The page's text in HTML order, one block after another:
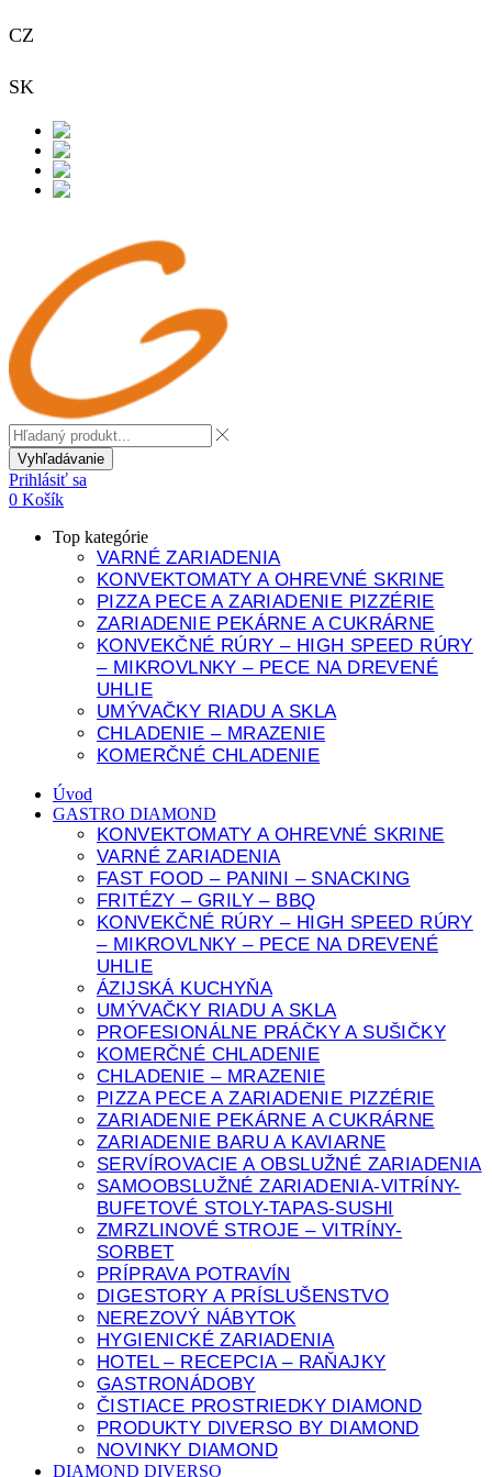
CZ
SK
Vyhľadávanie
Prihlásiť sa
0 Košík
Top kategórie
VARNÉ ZARIADENIA
KONVEKTOMATY A OHREVNÉ SKRINE
PIZZA PECE A ZARIADENIE PIZZÉRIE
ZARIADENIE PEKÁRNE A CUKRÁRNE
KONVEKČNÉ RÚRY – HIGH SPEED RÚRY
– MIKROVLNKY – PECE NA DREVENÉ
UHLIE
UMÝVAČKY RIADU A SKLA
CHLADENIE – MRAZENIE
KOMERČNÉ CHLADENIE
Úvod
GASTRO DIAMOND
KONVEKTOMATY A OHREVNÉ SKRINE
VARNÉ ZARIADENIA
FAST FOOD – PANINI – SNACKING
FRITÉZY – GRILY – BBQ
KONVEKČNÉ RÚRY – HIGH SPEED RÚRY
– MIKROVLNKY – PECE NA DREVENÉ
UHLIE
ÁZIJSKÁ KUCHYŇA
UMÝVAČKY RIADU A SKLA
PROFESIONÁLNE PRÁČKY A SUŠIČKY
KOMERČNÉ CHLADENIE
CHLADENIE – MRAZENIE
PIZZA PECE A ZARIADENIE PIZZÉRIE
ZARIADENIE PEKÁRNE A CUKRÁRNE
ZARIADENIE BARU A KAVIARNE
SERVÍROVACIE A OBSLUŽNÉ ZARIADENIA
SAMOOBSLUŽNÉ ZARIADENIA-VITRÍNY-
BUFETOVÉ STOLY-TAPAS-SUSHI
ZMRZLINOVÉ STROJE – VITRÍNY-
SORBET
PRÍPRAVA POTRAVÍN
DIGESTORY A PRÍSLUŠENSTVO
NEREZOVÝ NÁBYTOK
HYGIENICKÉ ZARIADENIA
HOTEL – RECEPCIA – RAŇAJKY
GASTRONÁDOBY
ČISTIACE PROSTRIEDKY DIAMOND
PRODUKTY DIVERSO BY DIAMOND
NOVINKY DIAMOND
DIAMOND DIVERSO